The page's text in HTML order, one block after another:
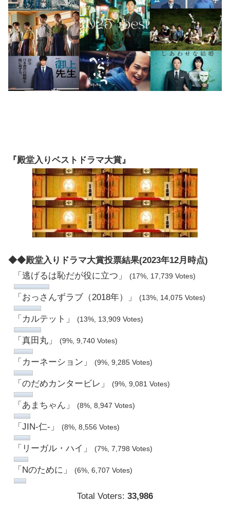
『殿堂入りベストドラマ大賞』
◆◆殿堂入りドラマ大賞投票結果(2023年12月時点)
「逃げるは恥だが役に立つ」
(17%, 17,739 Votes)
「おっさんずラブ（2018年）」 (13%, 14,075 Votes)
「カルテット」 (13%, 13,909 Votes)
「真田丸」 (9%, 9,740 Votes)
「カーネーション」 (9%, 9,285 Votes)
「のだめカンタービレ」 (9%, 9,081 Votes)
「あまちゃん」 (8%, 8,947 Votes)
「JIN-仁-」 (8%, 8,556 Votes)
「リーガル・ハイ」 (7%, 7,798 Votes)
「Nのために」 (6%, 6,707 Votes)
Total Voters: 33,986